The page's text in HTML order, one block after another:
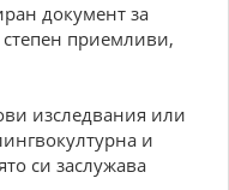
документ за
степен приемливи,
изследвания или
и
си заслужава